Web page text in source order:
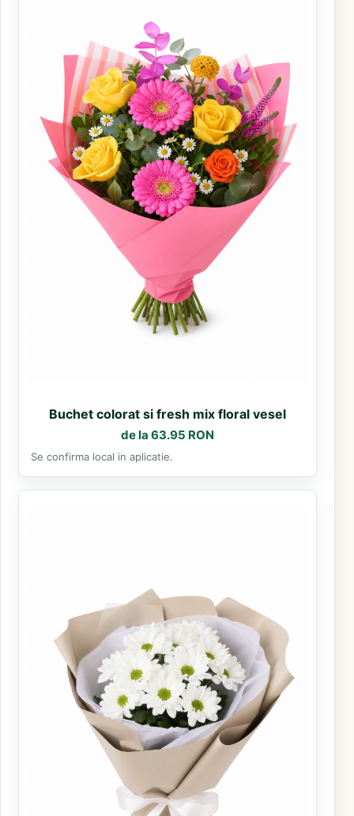
Buchet colorat si fresh mix floral vesel
de la 63.95 RON
Se confirma local in aplicatie.